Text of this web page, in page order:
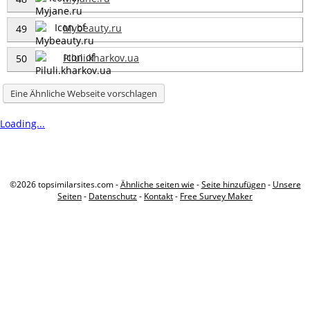
49 Mybeauty.ru
50 Piluli.kharkov.ua
Eine Ähnliche Webseite vorschlagen
Loading...
©2026 topsimilarsites.com -Ähnliche seiten wie -Seite hinzufügen- Unsere
Seiten- Datenschutz- Kontakt- Free Survey Maker